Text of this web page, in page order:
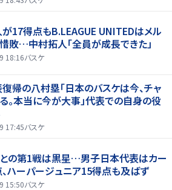
17得点もB.LEAGUE UNITEDはメル
敗…中村拓人「全員が成長できた」
18:16バスケ
帰の八村塁「日本のバスケは今、チャ
。本当に今が大事」代表での自身の役
17:45バスケ
の第1戦は黒星…男子日本代表はカー
ハーパージュニア15得点も及ばず
15:50バスケ